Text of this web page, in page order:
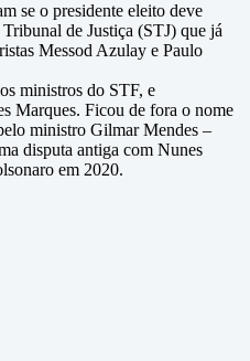
se o presidente eleito deve
de Justiça (STJ) que já
Messod Azulay e Paulo
ministros do STF, e
Marques. Ficou de fora o nome
ministro Gilmar Mendes –
disputa antiga com Nunes
em 2020.